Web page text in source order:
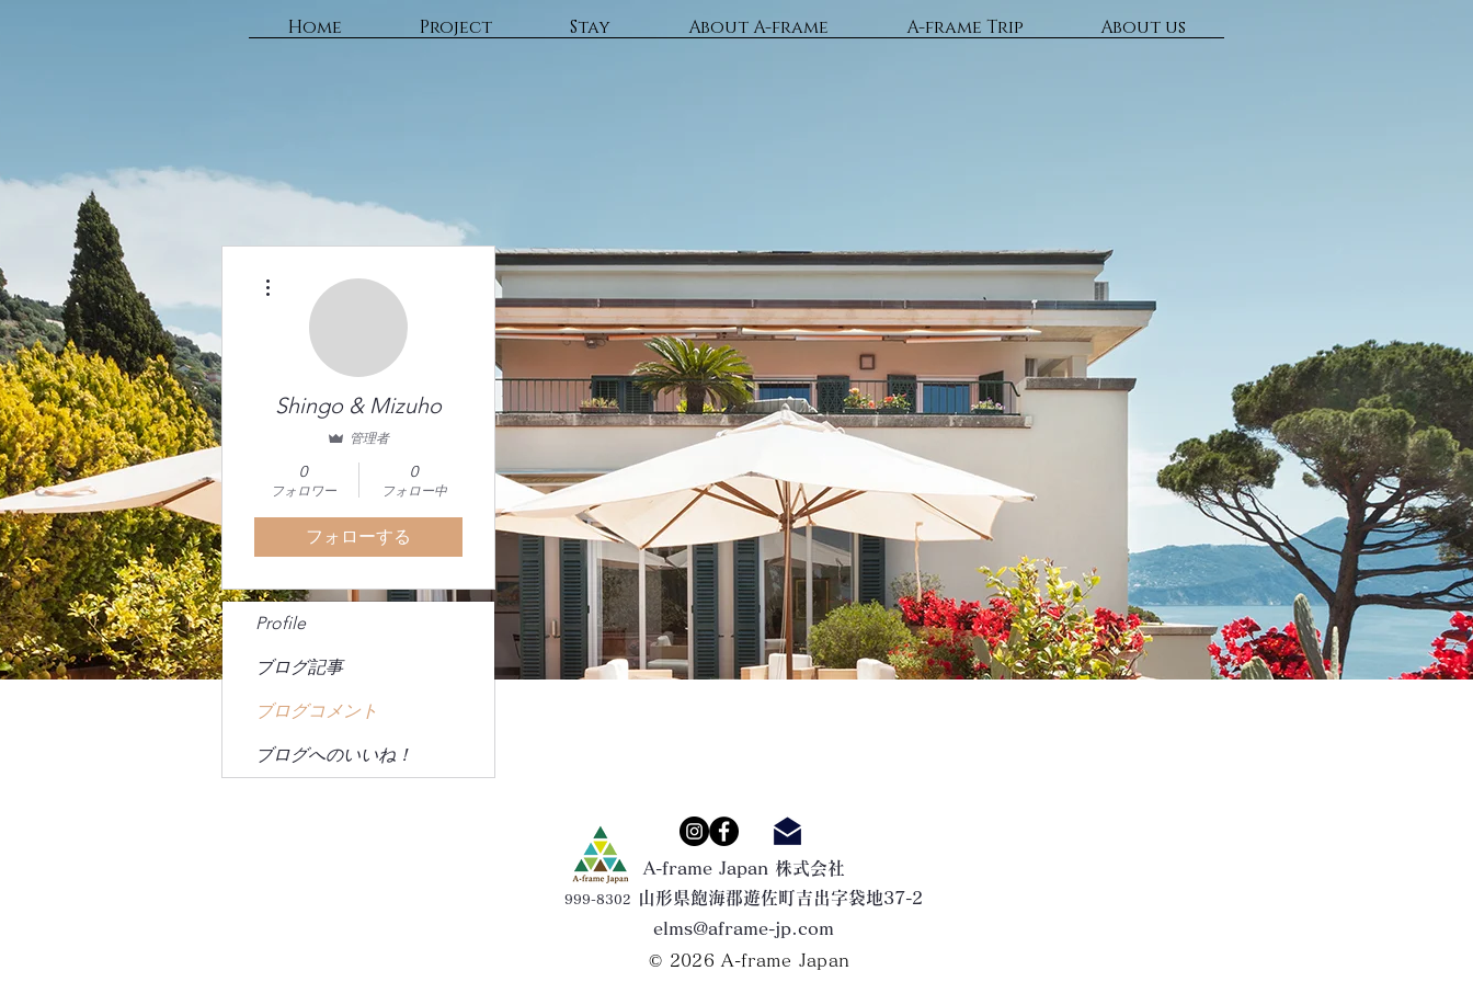
Home Project Stay About A-frame A-frame Trip About us
Shingo & Mizuho
管理者
0
フォロワー
0
フォロー中
フォローする
Profile
ブログ記事
ブログコメント
ブログへのいいね！
A-frame Japan 株式会社
999-8302
山形県飽海郡遊佐町吉出字袋地37-2
elms@aframe-jp.com
© 2026 A-frame Japan